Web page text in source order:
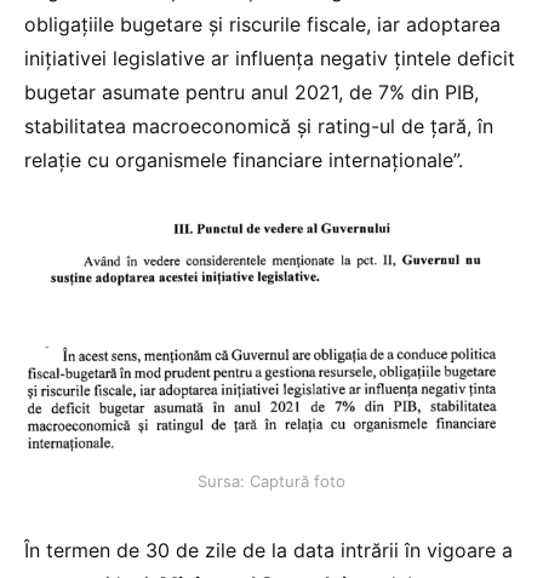
obligațiile bugetare și riscurile fiscale, iar adoptarea
inițiativei legislative ar influența negativ țintele deficit
bugetar asumate pentru anul 2021, de 7% din PIB,
stabilitatea macroeconomică și rating-ul de țară, în
relație cu organismele financiare internaționale”.
Sursa: Captură foto
În termen de 30 de zile de la data intrării în vigoare a